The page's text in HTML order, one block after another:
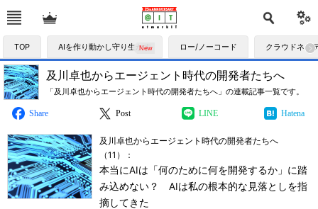
TOP AIを作り動かし守り生かす ロー/ノーコード クラウドネイ
及川卓也からエージェント時代の開発者たちへ
「及川卓也からエージェント時代の開発者たちへ」の連載記事一覧です。
Share Post LINE Hatena
及川卓也からエージェント時代の開発者たちへ
（11）：
本当にAIは「何のために何を開発するか」に踏
み込めない？ AIは私の根本的な見落としを指
摘してきた